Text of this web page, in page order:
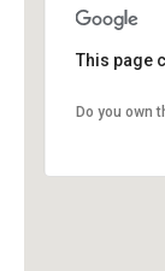
This page
Do you own